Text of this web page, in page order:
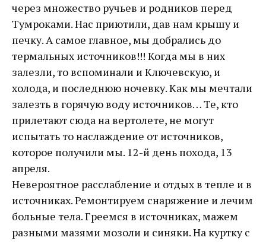
через множество ручьев и родников перед
Тумроками. Нас приютили, дав нам крышу и
печку. А самое главное, мы добрались до
термальных источников!!! Когда мы в них
залезли, то вспоминали и Ключевскую, и
холода, и последнюю ночевку. Как мы мечтали
залезть в горячую воду источников… Те, кто
прилетают сюда на вертолете, не могут
испытать то наслаждение от источников,
которое получили мы. 12-й день похода, 13
апреля.
Невероятное расслабление и отдых в тепле и в
источниках. Ремонтируем снаряжение и лечим
больные тела. Греемся в источниках, мажем
разными мазями мозоли и синяки. На куртку с